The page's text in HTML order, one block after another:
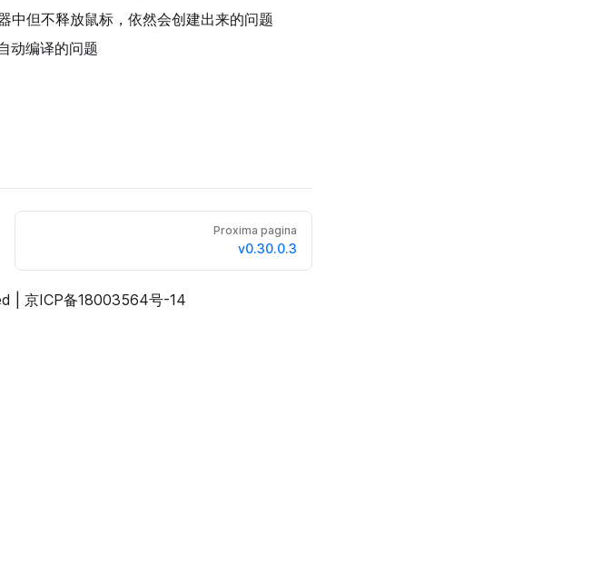
中但不释放鼠标，依然会创建出来的问题
动编译的问题
Proxima pagina
v0.30.0.3
| 京ICP备18003564号-14